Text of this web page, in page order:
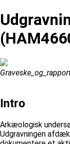
Intro
Arkæologisk
Udgravningen